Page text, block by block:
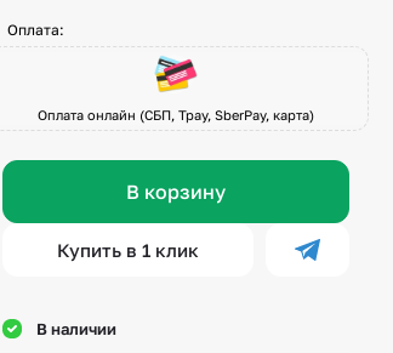
Оплата:
Оплата онлайн (СБП, Tpay, SberPay, карта)
В корзину
Купить в 1 клик
В наличии